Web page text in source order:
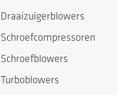
Draaizuigerblowers
Schroefcompressoren
Schroefblowers
Turboblowers